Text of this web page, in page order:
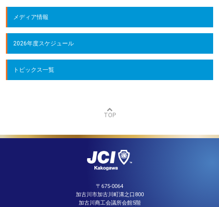
メディア情報
2026年度スケジュール
トピックス一覧
TOP
〒675-0064
加古川市加古川町溝之口800
加古川商工会議所会館5階